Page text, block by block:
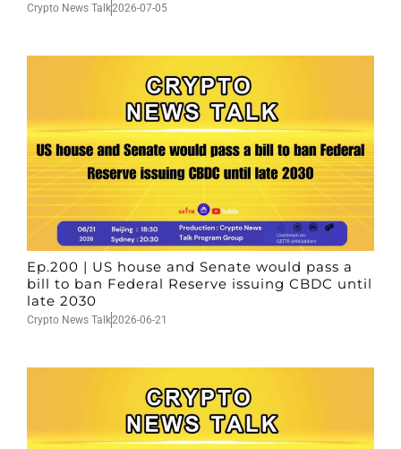
Crypto News Talk2026-07-05
Ep.200 | US house and Senate would pass a
bill to ban Federal Reserve issuing CBDC until
late 2030
Crypto News Talk2026-06-21